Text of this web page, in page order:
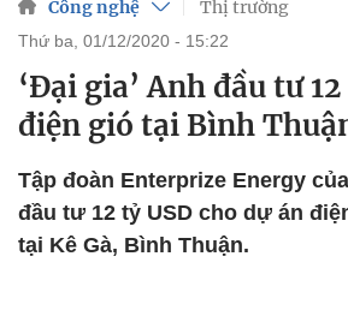
Công nghệ Thị trường
thứ ba, 01/12/2020 - 15:22
‘Đại gia’ Anh đầu tư
điện gió tại Bình
Tập đoàn Enterprize Energy
đầu tư 12 tỷ USD cho dự án
tại Kê Gà, Bình Thuận.